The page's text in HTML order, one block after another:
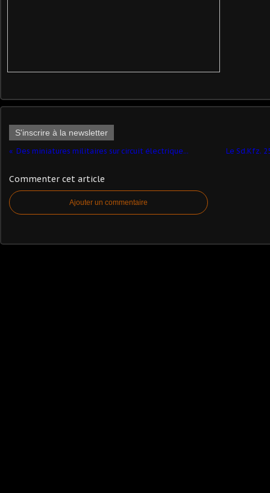
S'inscrire à la newsletter
Des miniatures militaires sur circuit électrique... Le Sd.Kfz.
Commenter cet article
Ajouter un commentaire